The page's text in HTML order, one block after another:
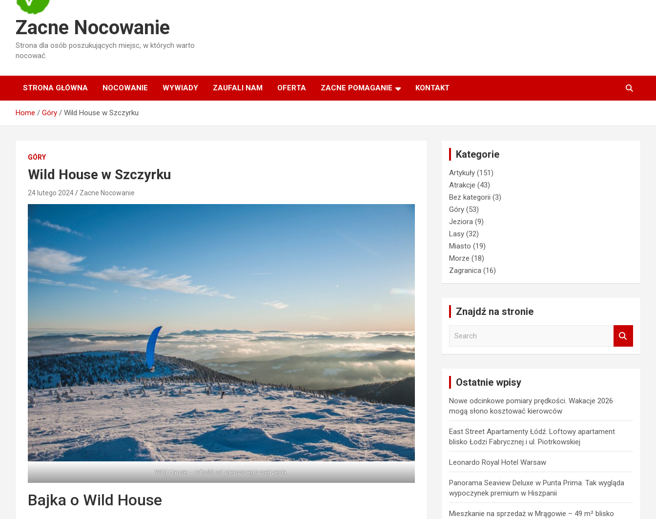
Zacne Nocowanie
Strona dla osób poszukujących miejsc, w których warto
nocować.
STRONA GŁÓWNA NOCOWANIE WYWIADY ZAUFALI NAM OFERTA ZACNE POMAGANIE KONTAKT
Home Góry Wild House w Szczyrku
GÓRY
Wild House w Szczyrku
24 lutego 2024 Zacne Nocowanie
Wild Hause – miłość od pierwszego wejrzenia.
Bajka o Wild House
Kategorie
Artykuły (151)
Atrakcje (43)
Bez kategorii (3)
Góry (53)
Jeziora (9)
Lasy (32)
Miasto (19)
Morze (18)
Zagranica (16)
Znajdź na stronie
Ostatnie wpisy
Nowe odcinkowe pomiary prędkości. Wakacje 2026
mogą słono kosztować kierowców
East Street Apartamenty Łódź. Loftowy apartament
blisko Łodzi Fabrycznej i ul. Piotrkowskiej
Leonardo Royal Hotel Warsaw
Panorama Seaview Deluxe w Punta Prima. Tak wygląda
wypoczynek premium w Hiszpanii
Mieszkanie na sprzedaż w Mrągowie – 49 m² blisko